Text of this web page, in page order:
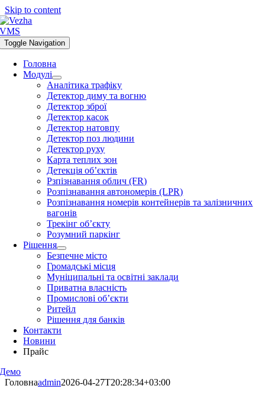
Skip to content
Toggle Navigation
Головна
Модулі
Аналітика трафіку
Детектор диму та вогню
Детектор зброї
Детектор касок
Детектор натовпу
Детектор поз людини
Детектор руху
Карта теплих зон
Детекція об’єктів
Рзпізнавання облич (FR)
Розпізнавання автономерів (LPR)
Розпізнавання номерів контейнерів та залізничних
вагонів
Трекінг об’єкту
Розумний паркінг
Рішення
Безпечне місто
Громадські місця
Муніципальні та освітні заклади
Приватна власність
Промислові об’єкти
Ритейл
Рішення для банків
Контакти
Новини
Прайс
Демо
Головнаadmin2026-04-27T20:28:34+03:00